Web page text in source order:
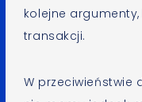
kolejne
transakcji.
W przeciwieństwie